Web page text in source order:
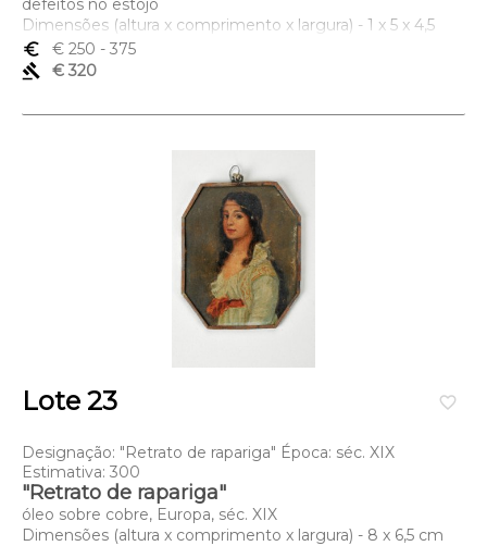
defeitos no estojo
Dimensões (altura x comprimento x largura) - 1 x 5 x 4,5
(total) cm
euro_symbol € 250 - 375
gavel
€ 320
favorite_border
Lote 23
Designação: "Retrato de rapariga" Época: séc. XIX
Estimativa: 300
"Retrato de rapariga"
óleo sobre cobre, Europa, séc. XIX
Dimensões (altura x comprimento x largura) - 8 x 6,5 cm